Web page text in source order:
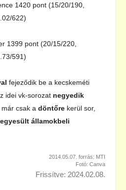
1420 pont (15/20/190,
622)
pont (20/15/220,
591)
fejeződik be a kecskeméti
idei vk-sorozat negyedik
már csak a döntőre kerül sor,
egyesült államokbeli
2014.05.07. forrás: MTI
Fotó: Canva
Frissítve: 2024.02.08.